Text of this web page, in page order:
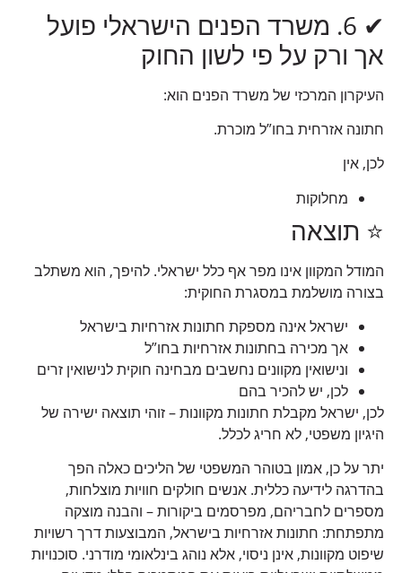
✔ 6. משרד הפנים הישראלי פועל
אך ורק על פי לשון החוק
העיקרון המרכזי של משרד הפנים הוא:
חתונה אזרחית בחו”ל מוכרת.
לכן, אין
מחלוקות
⭐ תוצאה
המודל המקוון אינו מפר אף כלל ישראלי. להיפך, הוא משתלב
בצורה מושלמת במסגרת החוקית:
ישראל אינה מספקת חתונות אזרחיות בישראל
אך מכירה בחתונות אזרחיות בחו”ל
ונישואין מקוונים נחשבים מבחינה חוקית לנישואין זרים
לכן, יש להכיר בהם
לכן, ישראל מקבלת חתונות מקוונות – זוהי תוצאה ישירה של
היגיון משפטי, לא חריג לכלל.
יתר על כן, אמון בטוהר המשפטי של הליכים כאלה הפך
בהדרגה לידיעה כללית. אנשים חולקים חוויות מוצלחות,
מספרים לחבריהם, מפרסמים ביקורות – והבנה מוצקה
מתפתחת: חתונות אזרחיות בישראל, המבוצעות דרך רשויות
שיפוט מקוונות, אינן ניסוי, אלא נוהג בינלאומי מודרני. סוכנויות